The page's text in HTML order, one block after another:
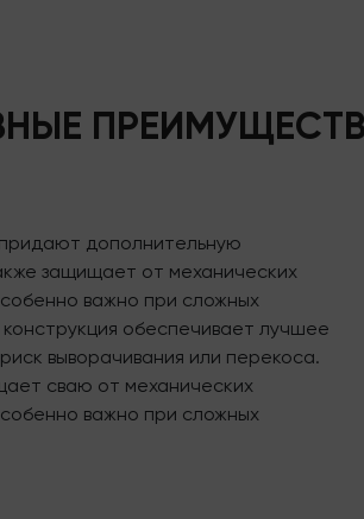
дополнительную
защищает от механических
важно при сложных
обеспечивает лучшее
выворачивания или перекоса.
сваю от механических
важно при сложных